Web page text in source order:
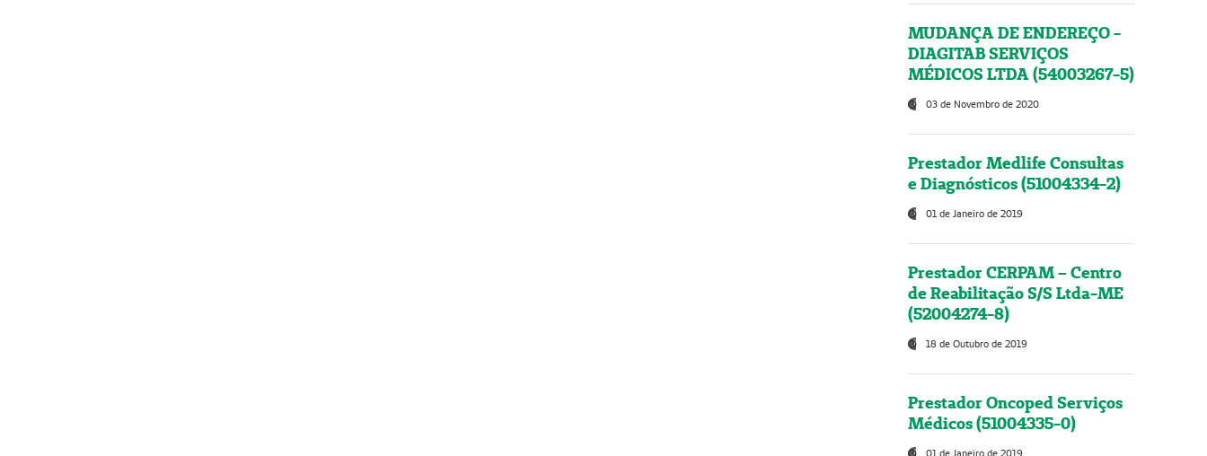
MUDANÇA DE ENDEREÇO -
DIAGITAB SERVIÇOS
MÉDICOS LTDA (54003267-5)
03 de Novembro de 2020
Prestador Medlife Consultas
e Diagnósticos (51004334-2)
01 de Janeiro de 2019
Prestador CERPAM – Centro
de Reabilitação S/S Ltda-ME
(52004274-8)
18 de Outubro de 2019
Prestador Oncoped Serviços
Médicos (51004335-0)
01 de Janeiro de 2019